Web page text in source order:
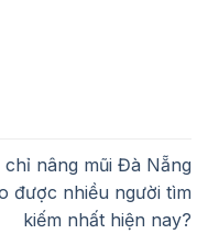
nâng mũi Đà Nẵng
được nhiều người tìm
kiếm nhất hiện nay?